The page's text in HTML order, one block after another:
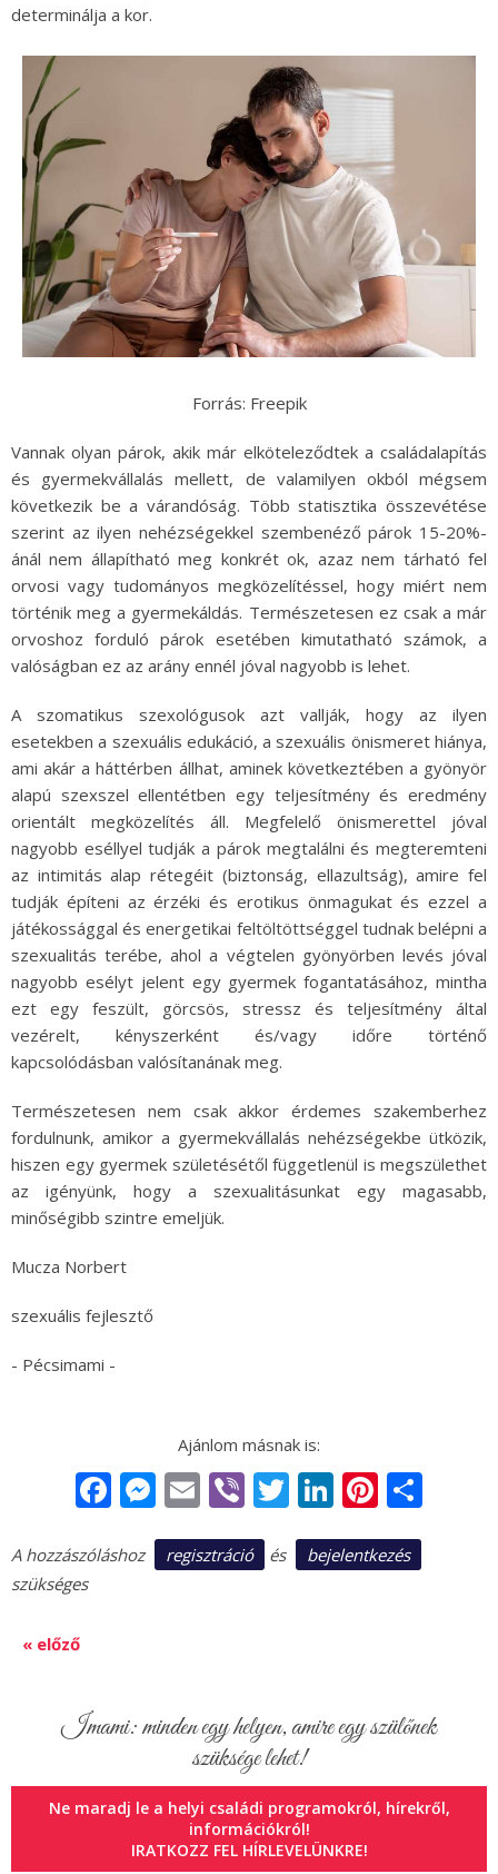
determinálja a kor.
Forrás: Freepik
Vannak olyan párok, akik már elköteleződtek a családalapítás
és gyermekvállalás mellett, de valamilyen okból mégsem
következik be a várandóság. Több statisztika összevétése
szerint az ilyen nehézségekkel szembenéző párok 15-20%-
ánál nem állapítható meg konkrét ok, azaz nem tárható fel
orvosi vagy tudományos megközelítéssel, hogy miért nem
történik meg a gyermekáldás. Természetesen ez csak a már
orvoshoz forduló párok esetében kimutatható számok, a
valóságban ez az arány ennél jóval nagyobb is lehet.
A szomatikus szexológusok azt vallják, hogy az ilyen
esetekben a szexuális edukáció, a szexuális önismeret hiánya,
ami akár a háttérben állhat, aminek következtében a gyönyör
alapú szexszel ellentétben egy teljesítmény és eredmény
orientált megközelítés áll. Megfelelő önismerettel jóval
nagyobb eséllyel tudják a párok megtalálni és megteremteni
az intimitás alap rétegéit (biztonság, ellazultság), amire fel
tudják építeni az érzéki és erotikus önmagukat és ezzel a
játékossággal és energetikai feltöltöttséggel tudnak belépni a
szexualitás terébe, ahol a végtelen gyönyörben levés jóval
nagyobb esélyt jelent egy gyermek fogantatásához, mintha
ezt egy feszült, görcsös, stressz és teljesítmény által
vezérelt, kényszerként és/vagy időre történő
kapcsolódásban valósítanának meg.
Természetesen nem csak akkor érdemes szakemberhez
fordulnunk, amikor a gyermekvállalás nehézségekbe ütközik,
hiszen egy gyermek születésétől függetlenül is megszülethet
az igényünk, hogy a szexualitásunkat egy magasabb,
minőségibb szintre emeljük.
Mucza Norbert
szexuális fejlesztő
- Pécsimami -
Facebook
Messenger
EmailViberTwitter
LinkedIn
A hozzászóláshoz regisztráció és
bejelentkezés
szükséges
« előző
Imami: minden egy helyen, amire egy szülőnek
szüksége lehet!
Ne maradj le a helyi családi programokról, hírekről,
információkról!
IRATKOZZ FEL HÍRLEVELÜNKRE!